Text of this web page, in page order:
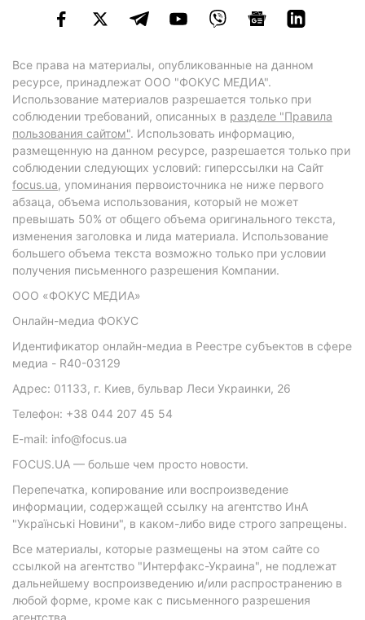
Все права на материалы, опубликованные на данном
ресурсе, принадлежат ООО "ФОКУС МЕДИА".
Использование материалов разрешается только при
соблюдении требований, описанных в разделе "Правила
пользования сайтом". Использовать информацию,
размещенную на данном ресурсе, разрешается только при
соблюдении следующих условий: гиперссылки на Сайт
focus.ua, упоминания первоисточника не ниже первого
абзаца, объема использования, который не может
превышать 50% от общего объема оригинального текста,
изменения заголовка и лида материала. Использование
большего объема текста возможно только при условии
получения письменного разрешения Компании.
ООО «ФОКУС МЕДИА»
Онлайн-медиа ФОКУС
Идентификатор онлайн-медиа в Реестре субъектов в сфере
медиа - R40-03129
Адрес: 01133, г. Киев, бульвар Леси Украинки, 26
Телефон: +38 044 207 45 54
E-mail: info@focus.ua
FOCUS.UA — больше чем просто новости.
Перепечатка, копирование или воспроизведение
информации, содержащей ссылку на агентство ИнА
"Українські Новини", в каком-либо виде строго запрещены.
Все материалы, которые размещены на этом сайте со
ссылкой на агентство "Интерфакс-Украина", не подлежат
дальнейшему воспроизведению и/или распространению в
любой форме, кроме как с письменного разрешения
агентства.